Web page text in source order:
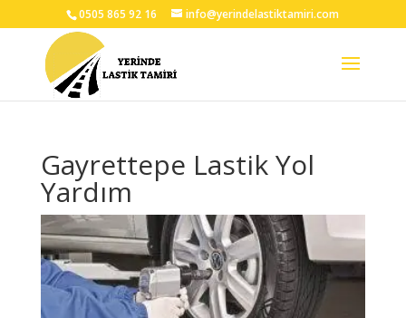
0505 865 92 16 info@yerindelastiktamiri.com
Gayrettepe Lastik Yol
Yardım